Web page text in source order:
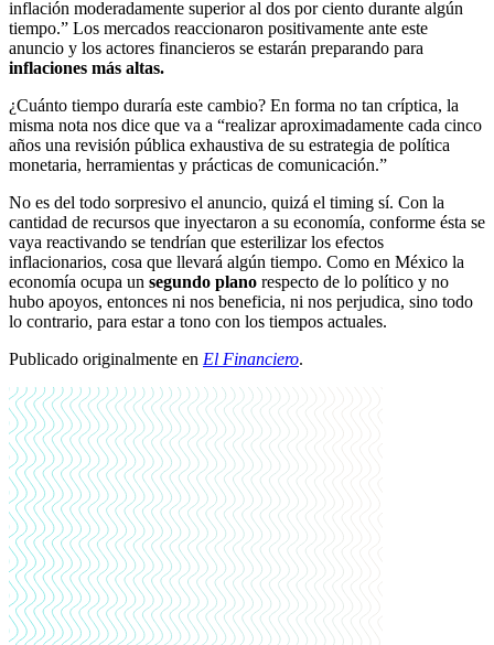
inflación moderadamente superior al dos por ciento durante algún
tiempo.” Los mercados reaccionaron positivamente ante este
anuncio y los actores financieros se estarán preparando para
inflaciones más altas.
¿Cuánto tiempo duraría este cambio? En forma no tan críptica, la
misma nota nos dice que va a “realizar aproximadamente cada cinco
años una revisión pública exhaustiva de su estrategia de política
monetaria, herramientas y prácticas de comunicación.”
No es del todo sorpresivo el anuncio, quizá el timing sí. Con la
cantidad de recursos que inyectaron a su economía, conforme ésta se
vaya reactivando se tendrían que esterilizar los efectos
inflacionarios, cosa que llevará algún tiempo. Como en México la
economía ocupa un segundo plano respecto de lo político y no
hubo apoyos, entonces ni nos beneficia, ni nos perjudica, sino todo
lo contrario, para estar a tono con los tiempos actuales.
Publicado originalmente en El Financiero.